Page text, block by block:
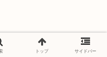
トップ サイドバー